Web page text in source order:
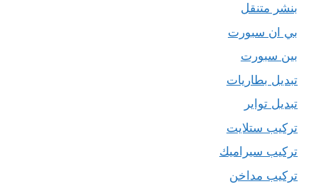
بنشر متنقل
بي ان سبورت
بين سبورت
تبديل بطاريات
تبديل تواير
تركيب ستلايت
تركيب سيراميك
تركيب مداخن